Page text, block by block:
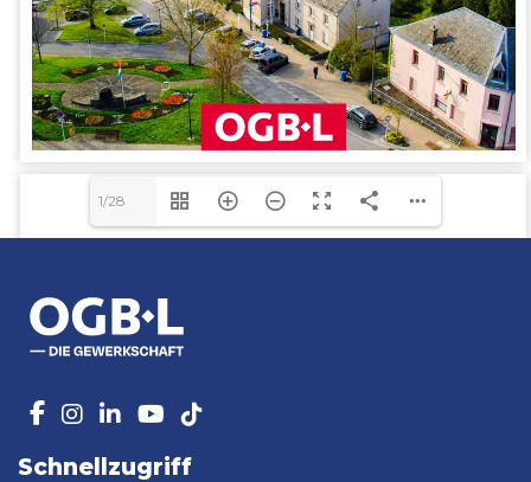
1/28
Schnellzugriff